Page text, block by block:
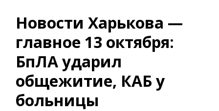
Новости Харькова —
главное 13 октября:
БпЛА ударил
общежитие, КАБ у
больницы